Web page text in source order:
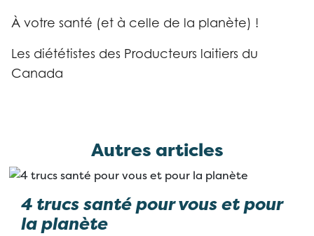
À votre santé (et à celle de la planète) !
Les diététistes des Producteurs laitiers du
Canada
Autres articles
4 trucs santé pour vous et pour
la planète